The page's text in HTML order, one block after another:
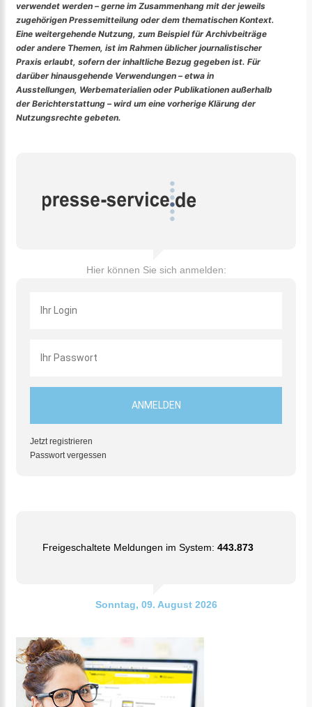
verwendet werden – gerne im Zusammenhang mit der jeweils
zugehörigen Pressemitteilung oder dem thematischen Kontext.
Eine weitergehende Nutzung, zum Beispiel für Archivbeiträge
oder andere Themen, ist im Rahmen üblicher journalistischer
Praxis erlaubt, sofern der inhaltliche Bezug gegeben ist. Für
darüber hinausgehende Verwendungen – etwa in
Ausstellungen, Werbematerialien oder Publikationen außerhalb
der Berichterstattung – wird um eine vorherige Klärung der
Nutzungsrechte gebeten.
Hier können Sie sich anmelden:
Jetzt registrieren
Passwort vergessen
Freigeschaltete Meldungen im System: 443.873
Sonntag, 09. August 2026